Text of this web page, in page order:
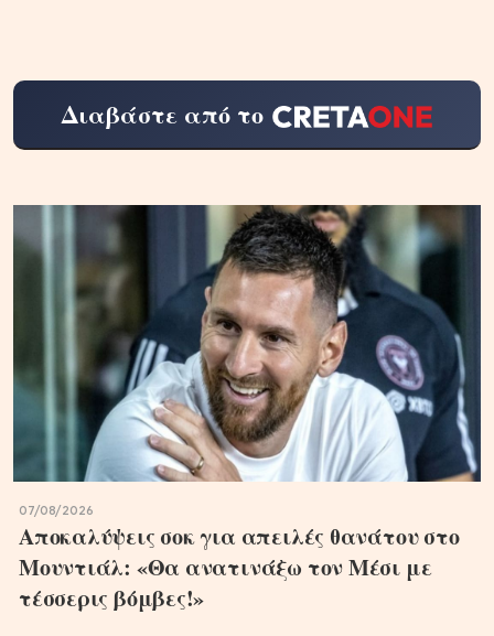
Διαβάστε από το
07/08/2026
Aποκαλύψεις σοκ για απειλές θανάτου στο
Μουντιάλ: «Θα ανατινάξω τον Μέσι με
τέσσερις βόμβες!»